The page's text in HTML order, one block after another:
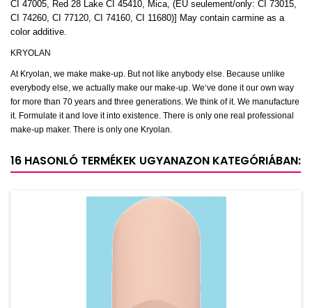
CI 47005, Red 28 Lake CI 45410, Mica, (EU seulement/only: CI 73015,
CI 74260, CI 77120, CI 74160, CI 11680)] May contain carmine as a
color additive.
KRYOLAN
At Kryolan, we make make-up. But not like anybody else. Because unlike
everybody else, we actually make our make-up. We‘ve done it our own way
for more than 70 years and three generations. We think of it. We manufacture
it. Formulate it and love it into existence. There is only one real professional
make-up maker. There is only one Kryolan.
16 HASONLÓ TERMÉKEK UGYANAZON KATEGÓRIÁBAN: